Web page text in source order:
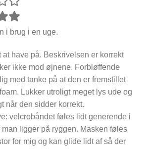
i brug i en uge.
at have på. Beskrivelsen er korrekt
ikke mod øjnene. Forbløffende
med tanke på at den er fremstillet
Lukker utroligt meget lys ude og
når den sidder korrekt.
velcrobåndet føles lidt generende i
man ligger på ryggen. Masken føles
for mig og kan glide lidt af så der